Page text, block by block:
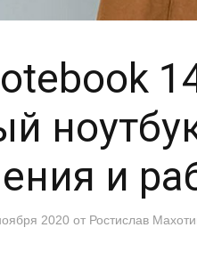
и
2020 от Ростислав